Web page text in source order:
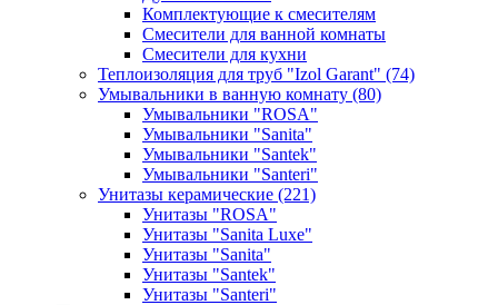
Комплектующие к смесителям
Смесители для ванной комнаты
Смесители для кухни
Теплоизоляция для труб "Izol Garant" (74)
Умывальники в ванную комнату (80)
Умывальники "ROSA"
Умывальники "Sanita"
Умывальники "Santek"
Умывальники "Santeri"
Унитазы керамические (221)
Унитазы "ROSA"
Унитазы "Sanita Luxe"
Унитазы "Sanita"
Унитазы "Santek"
Унитазы "Santeri"